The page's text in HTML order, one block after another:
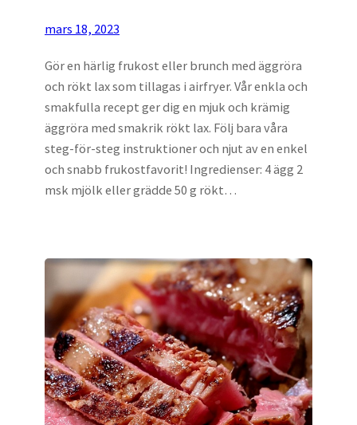
mars 18, 2023
Gör en härlig frukost eller brunch med äggröra
och rökt lax som tillagas i airfryer. Vår enkla och
smakfulla recept ger dig en mjuk och krämig
äggröra med smakrik rökt lax. Följ bara våra
steg-för-steg instruktioner och njut av en enkel
och snabb frukostfavorit! Ingredienser: 4 ägg 2
msk mjölk eller grädde 50 g rökt…